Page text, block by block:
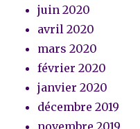
juin 2020
avril 2020
mars 2020
février 2020
janvier 2020
décembre 2019